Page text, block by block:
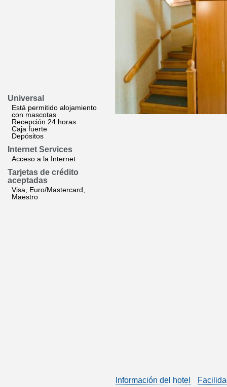
Universal
Está permitido alojamiento
con mascotas
Recepción 24 horas
Caja fuerte
Depósitos
Internet Services
Acceso a la Internet
Tarjetas de crédito
aceptadas
Visa, Euro/Mastercard,
Maestro
Información del hotel